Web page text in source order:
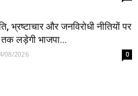
भ्रष्टाचार और जनविरोधी नीतियों पर
लड़ेगी भाजपा...
08/2026 0